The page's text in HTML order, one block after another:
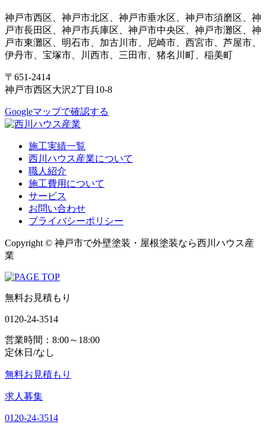
神戸市西区、神戸市北区、神戸市垂水区、神戸市須磨区、神
戸市長田区、神戸市兵庫区、神戸市中央区、神戸市灘区、神
戸市東灘区、明石市、加古川市、尼崎市、西宮市、芦屋市、
伊丹市、宝塚市、川西市、三田市、猪名川町、稲美町
〒651-2414
神戸市西区大沢2丁目10-8
Googleマップで確認する
施工実績一覧
西川ハウス産業について
職人紹介
施工費用について
サービス
お問い合わせ
プライバシーポリシー
Copyright © 神戸市で外壁塗装・屋根塗装なら西川ハウス産
業
無料お見積もり
0120-24-3514
営業時間：8:00～18:00
定休日/なし
無料お見積もり
求人募集
0120-24-3514